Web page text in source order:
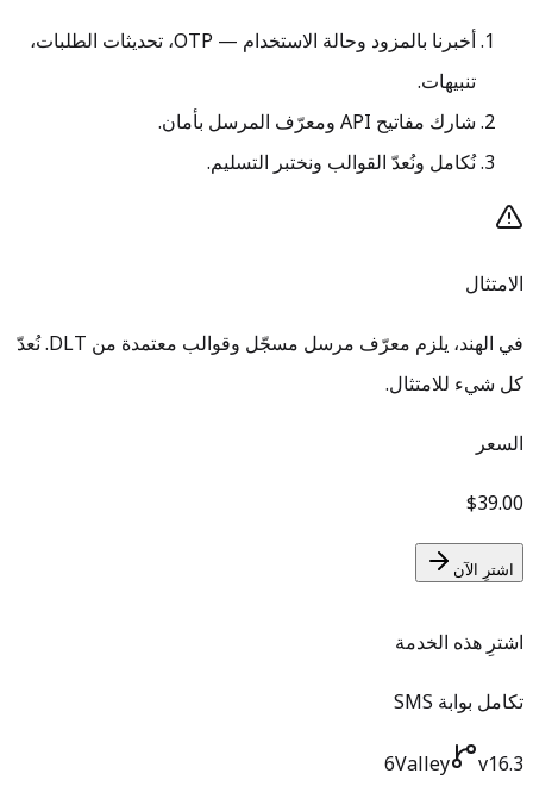
أخبرنا بالمزود وحالة الاستخدام — OTP، تحديثات الطلبات،
تنبيهات.
شارك مفاتيح API ومعرّف المرسل بأمان.
نُكامل ونُعدّ القوالب ونختبر التسليم.
الامتثال
في الهند، يلزم معرّف مرسل مسجّل وقوالب معتمدة من DLT. نُعدّ
كل شيء للامتثال.
السعر
$39.00
اشترِ الآن
اشترِ هذه الخدمة
تكامل بوابة SMS
6Valley
v16.3